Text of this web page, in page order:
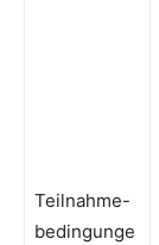
Teilnahme-
bedingunge